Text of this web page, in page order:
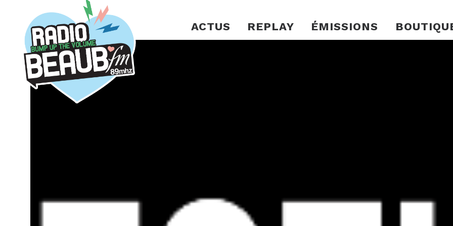
Panneau de gestion des cookies
ACTUS REPLAY ÉMISSIONS